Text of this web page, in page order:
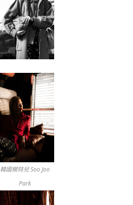
韓國模特兒 Soo Joo
Park